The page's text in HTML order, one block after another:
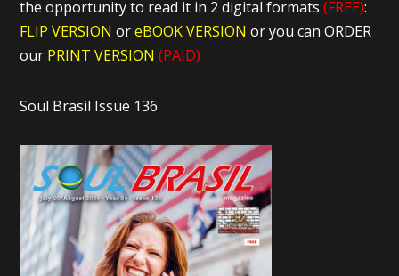
the opportunity to read it in 2 digital formats(FREE):
FLIP VERSION oreBOOK VERSIONor you can ORDER
our PRINT VERSION (PAID)
Soul Brasil Issue 136